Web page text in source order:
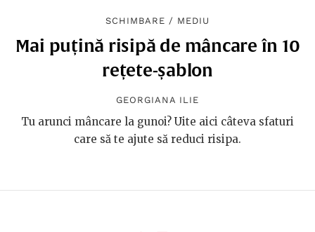
SCHIMBARE / MEDIU
Mai puțină risipă de mâncare în 10
rețete-șablon
GEORGIANA ILIE
Tu arunci mâncare la gunoi? Uite aici câteva sfaturi
care să te ajute să reduci risipa.